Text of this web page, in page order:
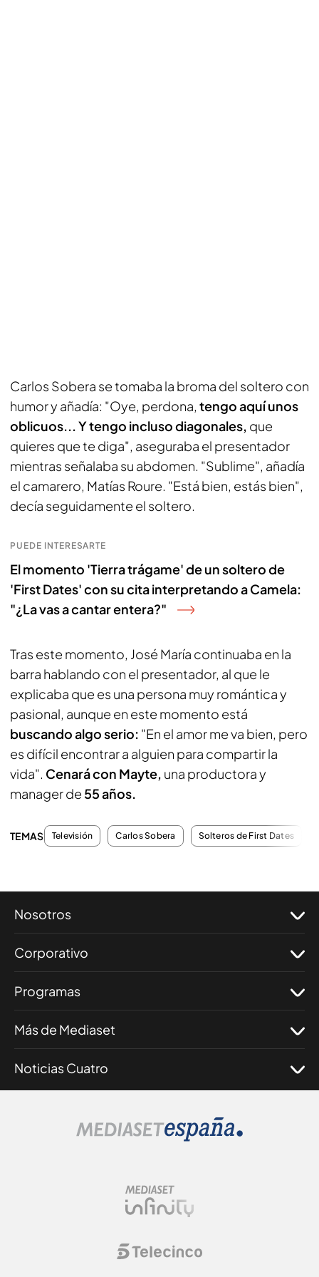
Carlos Sobera se tomaba la broma del soltero con
humor y añadía: "Oye, perdona, tengo aquí unos
oblicuos... Y tengo incluso diagonales, que
quieres que te diga", aseguraba el presentador
mientras señalaba su abdomen. "Sublime", añadía
el camarero, Matías Roure. "Está bien, estás bien",
decía seguidamente el soltero.
PUEDE INTERESARTE
El momento 'Tierra trágame' de un soltero de
'First Dates' con su cita interpretando a Camela:
"¿La vas a cantar entera?"
Tras este momento, José María continuaba en la
barra hablando con el presentador, al que le
explicaba que es una persona muy romántica y
pasional, aunque en este momento está
buscando algo serio: "En el amor me va bien, pero
es difícil encontrar a alguien para compartir la
vida". Cenará con Mayte, una productora y
manager de 55 años.
TEMAS Televisión Carlos Sobera Solteros de First Dates
Nosotros
Corporativo
Programas
Más de Mediaset
Noticias Cuatro